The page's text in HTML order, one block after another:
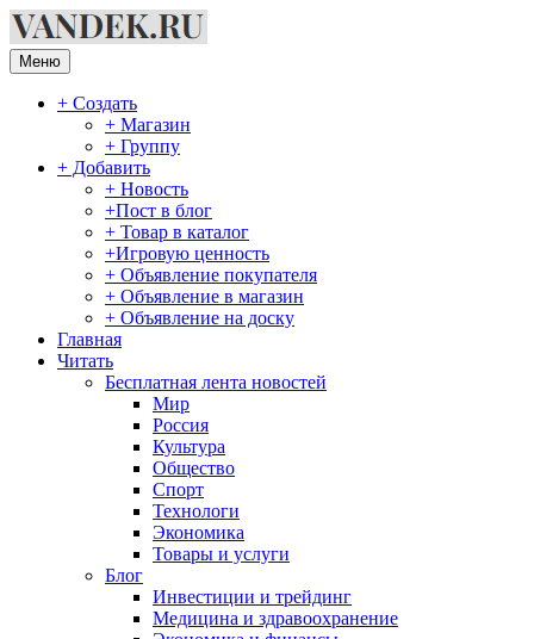
Перейти
к
содержимому
Меню
+ Создать
+ Магазин
+ Группу
+ Добавить
+ Новость
+Пост в блог
+ Товар в каталог
+Игровую ценность
+ Объявление покупателя
+ Объявление в магазин
+ Объявление на доску
Главная
Читать
Бесплатная лента новостей
Мир
Россия
Культура
Общество
Спорт
Технологи
Экономика
Товары и услуги
Блог
Инвестиции и трейдинг
Медицина и здравоохранение